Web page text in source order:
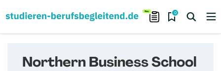
0
Northern Business School